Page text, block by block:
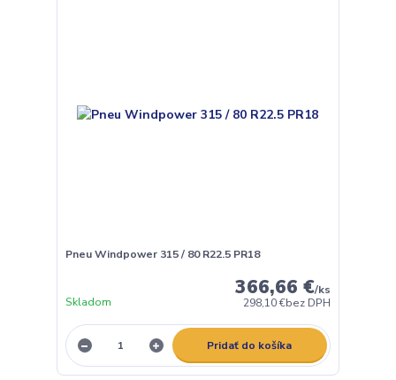
Pneu Windpower 315 / 80 R22.5 PR18
366,66 €/ks
298,10 €bez DPH
Skladom
Pridať do košíka